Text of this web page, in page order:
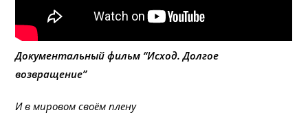
Документальный фильм “Исход. Долгое
возвращение”
И в мировом своём плену